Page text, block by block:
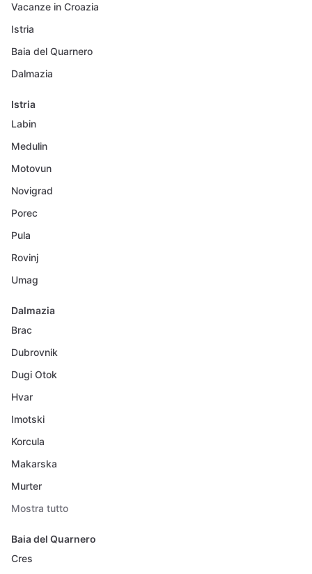
Vacanze in Croazia
Istria
Baia del Quarnero
Dalmazia
Istria
Labin
Medulin
Motovun
Novigrad
Porec
Pula
Rovinj
Umag
Dalmazia
Brac
Dubrovnik
Dugi Otok
Hvar
Imotski
Korcula
Makarska
Murter
Mostra tutto
Baia del Quarnero
Cres